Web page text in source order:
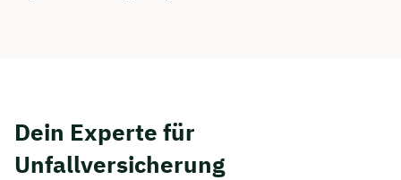
Dein Experte für
Unfallversicherung